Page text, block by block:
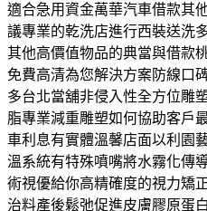
適合急用資金萬華汽車借款其
議專業的乾洗店進行西裝送洗
其他高價值物品的典當與借款
免費高清為您解決方案防線口
多台北當舖非侵入性全方位雕
脂專業減重雕塑如何協助客戶
車利息有實體溫馨店面以利園
溫系統有特殊噴嘴將水霧化傳
術視優給你高精確度的視力矯
治料產後鬆弛促進皮膚膠原蛋